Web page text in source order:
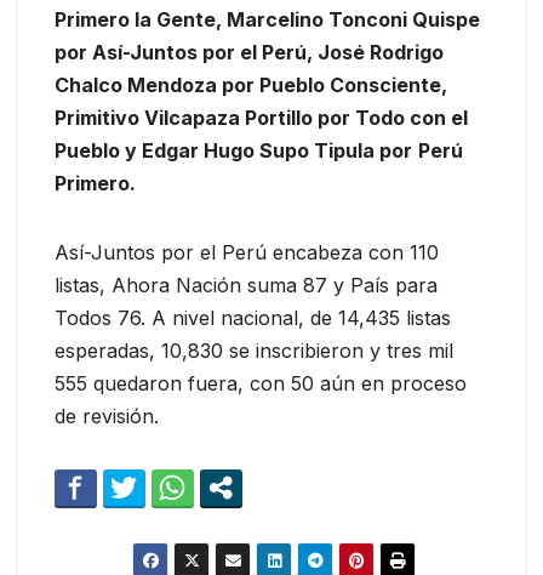
Primero la Gente, Marcelino Tonconi Quispe
por Así-Juntos por el Perú, José Rodrigo
Chalco Mendoza por Pueblo Consciente,
Primitivo Vilcapaza Portillo por Todo con el
Pueblo y Edgar Hugo Supo Tipula por Perú
Primero.
Así-Juntos por el Perú encabeza con 110
listas, Ahora Nación suma 87 y País para
Todos 76. A nivel nacional, de 14,435 listas
esperadas, 10,830 se inscribieron y tres mil
555 quedaron fuera, con 50 aún en proceso
de revisión.